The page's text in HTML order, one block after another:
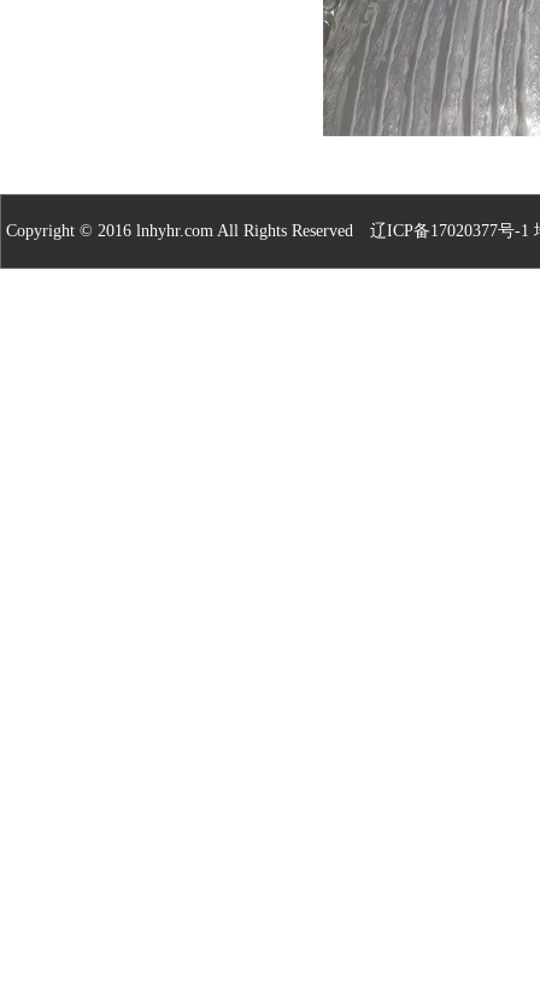
Copyright © 2016 lnhyhr.com All Rights Reserved 辽ICP备17020377号-1